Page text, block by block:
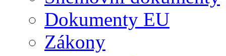
Dokumenty EU
Zákony